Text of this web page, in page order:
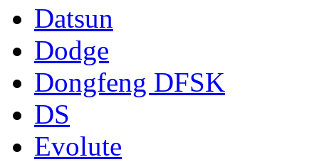
Datsun
Dodge
Dongfeng DFSK
DS
Evolute